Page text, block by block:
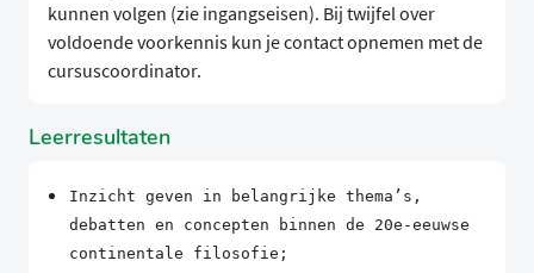
kunnen volgen (zie ingangseisen). Bij twijfel over
voldoende voorkennis kun je contact opnemen met de
cursuscoordinator.
Leerresultaten
Inzicht geven in belangrijke thema’s,
debatten en concepten binnen de 20e-eeuwse
continentale filosofie;